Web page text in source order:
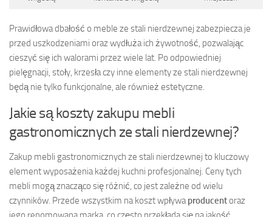
Prawidłowa dbałość o meble ze stali nierdzewnej zabezpiecza je
przed uszkodzeniami oraz wydłuża ich żywotność, pozwalając
cieszyć się ich walorami przez wiele lat. Po odpowiedniej
pielęgnacji, stoły, krzesła czy inne elementy ze stali nierdzewnej
będą nie tylko funkcjonalne, ale również estetyczne.
Jakie są koszty zakupu mebli
gastronomicznych ze stali nierdzewnej?
Zakup mebli gastronomicznych ze stali nierdzewnej to kluczowy
element wyposażenia każdej kuchni profesjonalnej. Ceny tych
mebli mogą znacząco się różnić, co jest zależne od wielu
czynników. Przede wszystkim na koszt wpływaproducentoraz